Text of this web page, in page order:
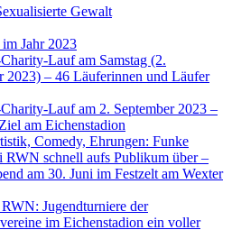
Gewalt
Jahr 2023
Lauf am Samstag (2.
2023) – 46 Läuferinnen und Läufer
Lauf am 2. September 2023 –
am Eichenstadion
Comedy, Ehrungen: Funke
RWN schnell aufs Publikum über –
am 30. Juni im Festzelt am Wexter
RWN: Jugendturniere der
im Eichenstadion ein voller